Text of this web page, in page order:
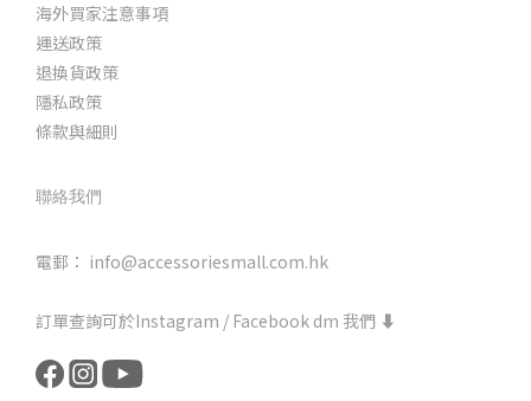
海外買家注意事項
運送政策
退換貨政策
隱私政策
條款與細則
聯絡我們
電郵： info@accessoriesmall.com.hk
訂單查詢可於Instagram / Facebook dm 我們 ⬇️